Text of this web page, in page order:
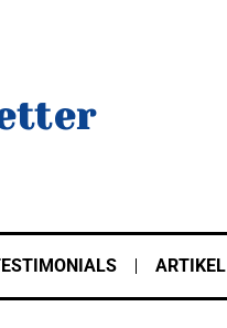
ARTIKEL